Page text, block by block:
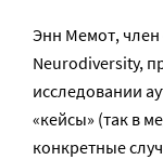
Энн Мемот, член
Neurodiversity,
исследовании
«кейсы» (так в
конкретные